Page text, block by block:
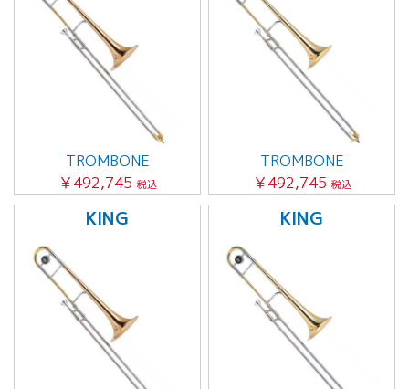
TROMBONE
￥492,745 税込
TROMBONE
￥492,745 税込
KING KING